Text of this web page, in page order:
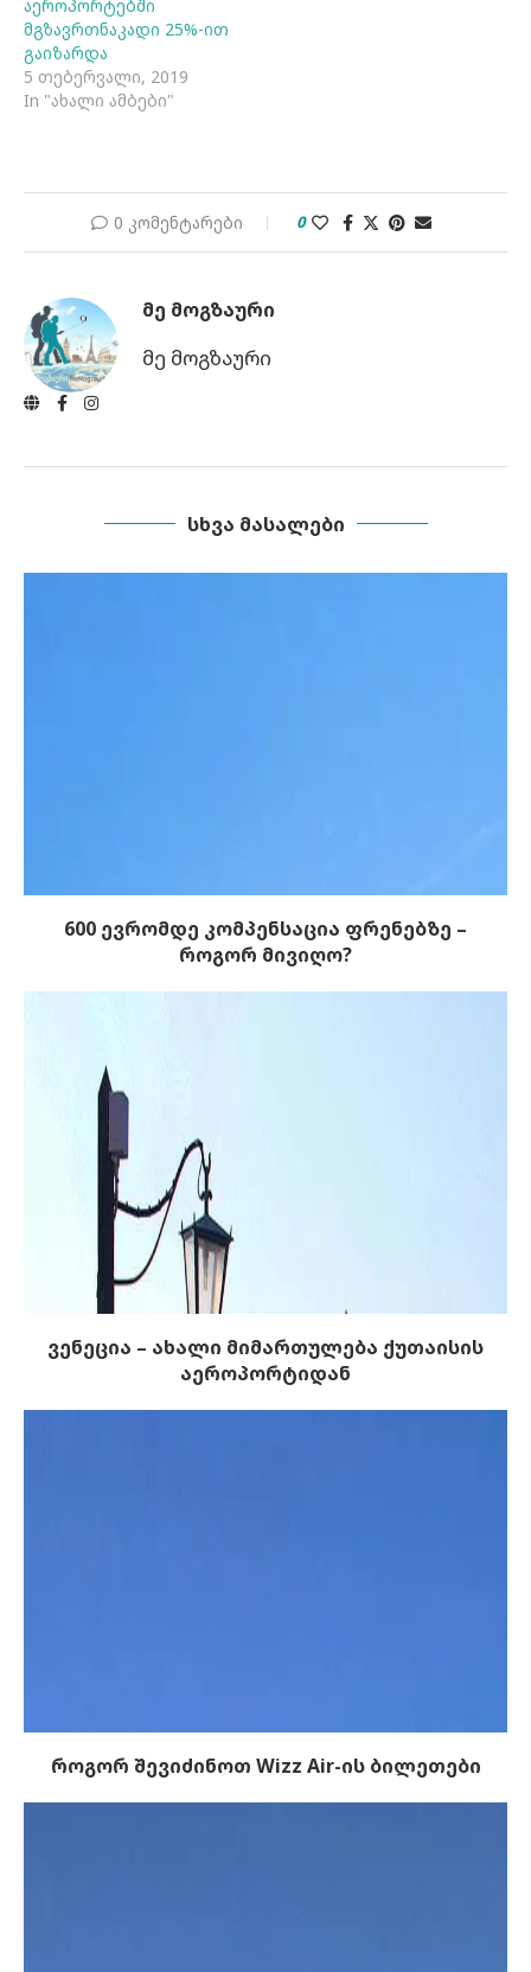
აეროპორტებში
მგზავრთნაკადი 25%-ით
გაიზარდა
5 თებერვალი, 2019
In "ახალი ამბები"
0 კომენტარები 0
ᲛᲔ ᲛᲝᲒᲖᲐᲣᲠᲘ
მე მოგზაური
ᲡᲮᲕᲐ ᲛᲐᲡᲐᲚᲔᲑᲘ
600 ევრომდე კომპენსაცია ფრენებზე –
როგორ მივიღო?
ვენეცია – ახალი მიმართულება ქუთაისის
აეროპორტიდან
როგორ შევიძინოთ Wizz Air-ის ბილეთები